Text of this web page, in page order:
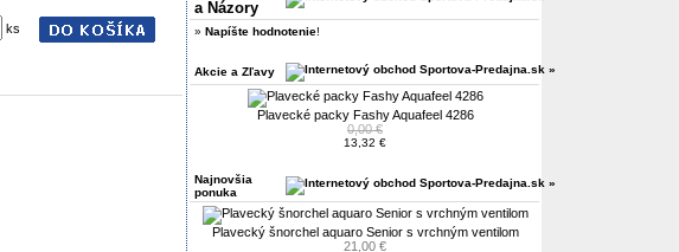
ks
a Názory
» Napíšte hodnotenie!
Akcie a Zľavy
Plavecké packy Fashy Aquafeel 4286
0,00 €
13,32 €
Najnovšia
ponuka
Plavecký šnorchel aquaro Senior s vrchným ventilom
21,00 €